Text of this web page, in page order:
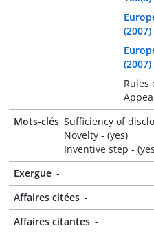
(2007)
(2007)
Rules
Mots-clés Sufficiency of
Novelty - (yes)
Inventive step -
Exergue -
Affaires citées -
Affaires citantes -